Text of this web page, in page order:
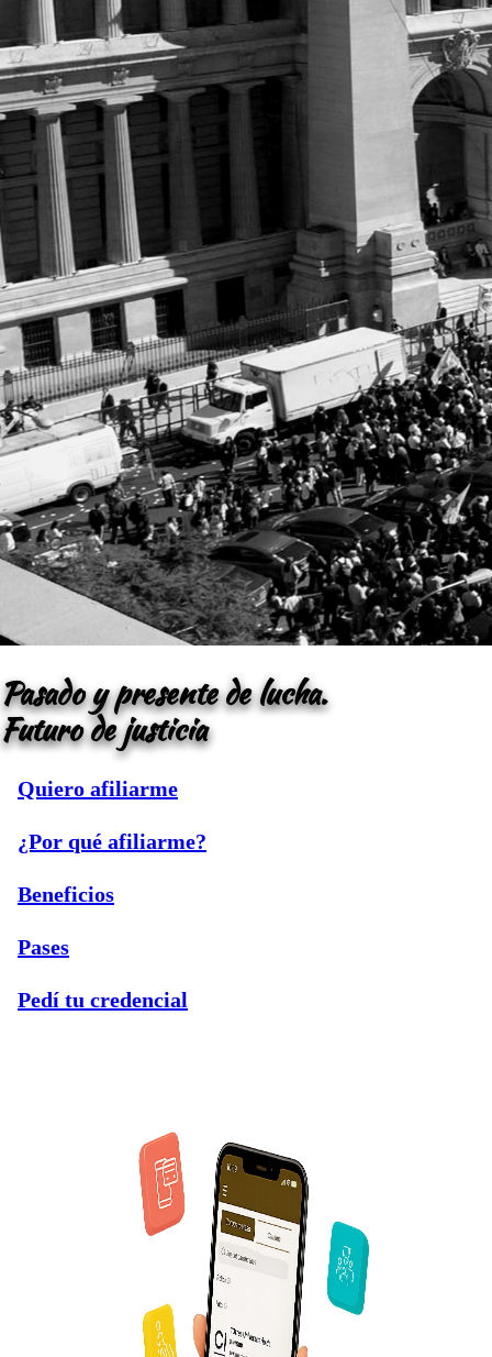
Pasado y presente de lucha.
Futuro de justicia
Quiero afiliarme
¿Por qué afiliarme?
Beneficios
Pases
Pedí tu credencial